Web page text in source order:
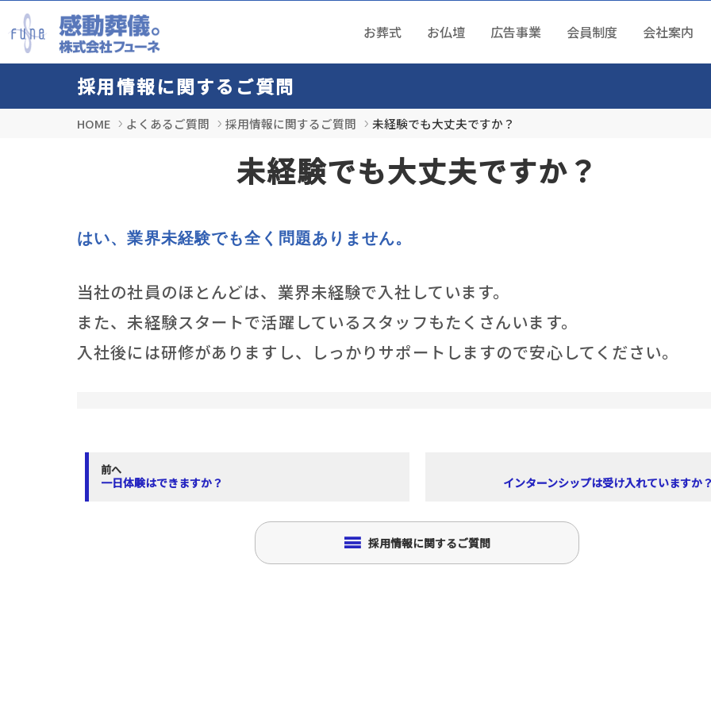
お葬式
お急ぎの方へ
危篤の連絡
参列の予定
FUNEとは
お葬式の相談をしたい
お仏壇
店舗紹介
オンラインショップ
広告事業 会員制度
おトクな会員制度
デジタル提携店ガイド
会社案内
会社概要
経営指針
フューネのコンセプト
採用情報
フランチャイズ事業
お葬式について
会員制度について
弊社に関して
採用情報に関して
採用情報に関するご質問
HOME よくあるご質問 採用情報に関するご質問 未経験でも大丈夫ですか？
未経験でも大丈夫ですか？
はい、業界未経験でも全く問題ありません。
当社の社員のほとんどは、業界未経験で入社しています。
また、未経験スタートで活躍しているスタッフもたくさんいます。
入社後には研修がありますし、しっかりサポートしますので安心してください。
インターンシップは受け入れていますか
前へ
一日体験はできますか？
採用情報に関するご質問